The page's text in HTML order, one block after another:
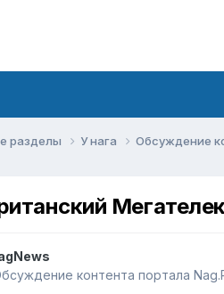
разделы У нага Обсуждение
контента портала